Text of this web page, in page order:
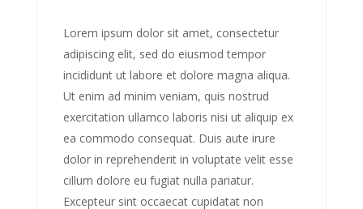
Lorem ipsum dolor sit amet, consectetur
adipiscing elit, sed do eiusmod tempor
incididunt ut labore et dolore magna aliqua.
Ut enim ad minim veniam, quis nostrud
exercitation ullamco laboris nisi ut aliquip ex
ea commodo consequat. Duis aute irure
dolor in reprehenderit in voluptate velit esse
cillum dolore eu fugiat nulla pariatur.
Excepteur sint occaecat cupidatat non